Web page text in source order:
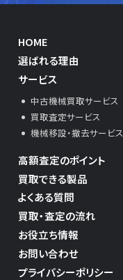
HOME
選ばれる理由
サービス
中古機械買取サービス
買取査定サービス
機械移設・撤去サービス
高額査定のポイント
買取できる製品
よくある質問
買取・査定の流れ
お役立ち情報
お問い合わせ
プライバシーポリシー